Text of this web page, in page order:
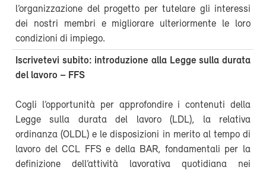
l’organizzazione del progetto per tutelare gli interessi
dei nostri membri e migliorare ulteriormente le loro
condizioni di impiego.
Iscrivetevi subito: introduzione alla Legge sulla durata
del lavoro – FFS
Cogli l’opportunità per approfondire i contenuti della
Legge sulla durata del lavoro (LDL), la relativa
ordinanza (OLDL) e le disposizioni in merito al tempo di
lavoro del CCL FFS e della BAR, fondamentali per la
definizione dell’attività lavorativa quotidiana nei